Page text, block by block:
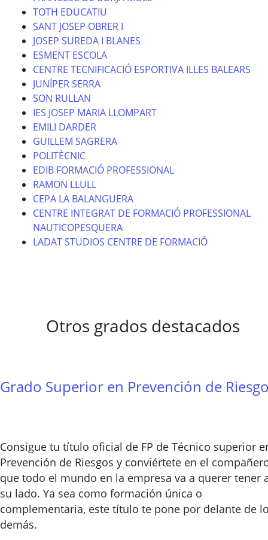
TOTH EDUCATIU
SANT JOSEP OBRER I
JOSEP SUREDA I BLANES
ESMENT ESCOLA
CENTRE TECNIFICACIÓ ESPORTIVA ILLES BALEARS
JUNÍPER SERRA
SON RULLAN
IES JOSEP MARIA LLOMPART
EMILI DARDER
GUILLEM SAGRERA
POLITÈCNIC
EDIB FORMACIÓ PROFESSIONAL
RAMON LLULL
CEPA LA BALANGUERA
CENTRE INTEGRAT DE FORMACIÓ PROFESSIONAL
NAUTICOPESQUERA
LADAT STUDIOS CENTRE DE FORMACIÓ
Otros grados destacados
Grado Superior en Prevención de
Consigue tu título oficial de FP de Técnico superior
Prevención de Riesgos y conviértete en el
que todo el mundo en la empresa va a querer tener
su lado. Ya sea como formación única o
complementaria, este título te pone por delante de
demás.